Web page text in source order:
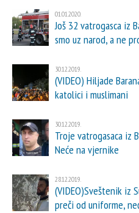
01.01.2020.
Još 32 vatrogasca iz
smo uz narod, a ne
30.12.2019.
(VIDEO) Hiljade
katolici i muslimani
30.12.2019.
Troje vatrogasaca iz
Neće na vjernike
28.12.2019.
(VIDEO)Sveštenik iz
preči od uniforme,